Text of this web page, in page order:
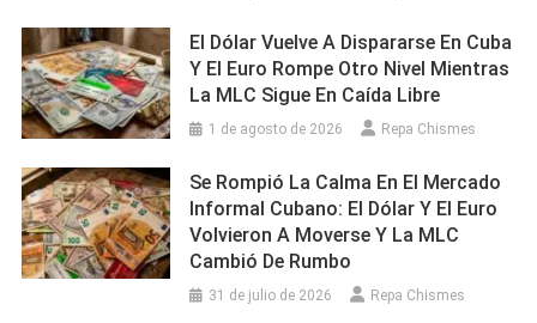
El Dólar Vuelve A Dispararse En Cuba
Y El Euro Rompe Otro Nivel Mientras
La MLC Sigue En Caída Libre
1 de agosto de 2026 Repa Chismes
Se Rompió La Calma En El Mercado
Informal Cubano: El Dólar Y El Euro
Volvieron A Moverse Y La MLC
Cambió De Rumbo
31 de julio de 2026 Repa Chismes